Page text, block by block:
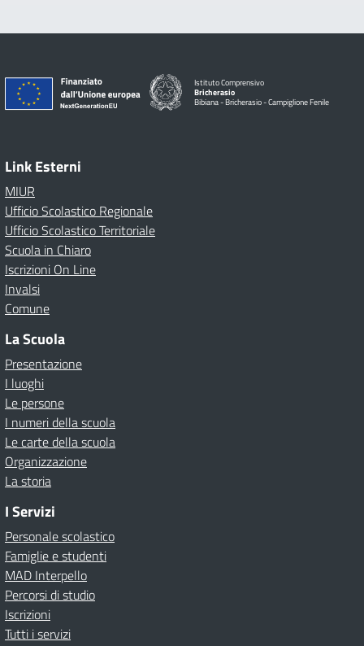
Istituto Comprensivo
Bricherasio
Bibiana - Bricherasio - Campiglione Fenile
Link Esterni
MIUR
Ufficio Scolastico Regionale
Ufficio Scolastico Territoriale
Scuola in Chiaro
Iscrizioni On Line
Invalsi
Comune
La Scuola
Presentazione
I luoghi
Le persone
I numeri della scuola
Le carte della scuola
Organizzazione
La storia
I Servizi
Personale scolastico
Famiglie e studenti
MAD Interpello
Percorsi di studio
Iscrizioni
Tutti i servizi